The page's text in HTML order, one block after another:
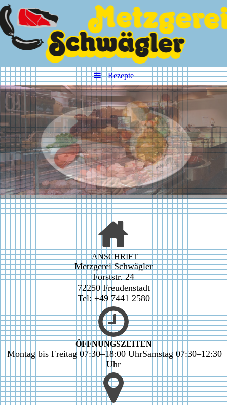
Rezepte
ANSCHRIFT
Metzgerei Schwägler
Forststr. 24
72250 Freudenstadt
Tel: +49 7441 2580
ÖFFNUNGSZEITEN
Montag bis Freitag 07:30–18:00 UhrSamstag 07:30–12:30
Uhr